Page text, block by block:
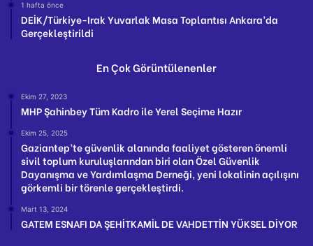
1 hafta önce
DEİK/Türkiye-Irak Yuvarlak Masa Toplantısı Ankara’da
Gerçekleştirildi
En Çok Görüntülenenler
Ekim 27, 2023
MHP Şahinbey Tüm Kadro ile Yerel Seçime Hazır
Ekim 25, 2025
Gaziantep’te güvenlik alanında faaliyet gösteren önemli
sivil toplum kuruluşlarından biri olan Özel Güvenlik
Dayanışma ve Yardımlaşma Derneği, yeni lokalinin açılışını
görkemli bir törenle gerçekleştirdi.
Mart 13, 2024
GATEM ESNAFI DA ŞEHİTKAMİL DE VAHDETTİN YÜKSEL DİYOR